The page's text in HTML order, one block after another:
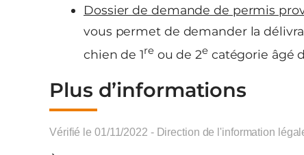
Dossier de demande de permis
vous permet de demander la
chien de 1re ou de 2e catégorie âgé
Plus d’informations
Vérifié le 01/11/2022 - Direction de l'information